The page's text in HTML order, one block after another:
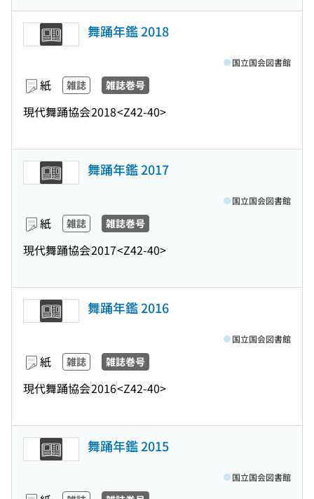
舞踊年鑑 2018
紙 雑誌 雑誌巻号
現代舞踊協会2018<Z42-40>
国立国会図書館
舞踊年鑑 2017
紙 雑誌 雑誌巻号
現代舞踊協会2017<Z42-40>
国立国会図書館
舞踊年鑑 2016
紙 雑誌 雑誌巻号
現代舞踊協会2016<Z42-40>
国立国会図書館
舞踊年鑑 2015
国立国会図書館